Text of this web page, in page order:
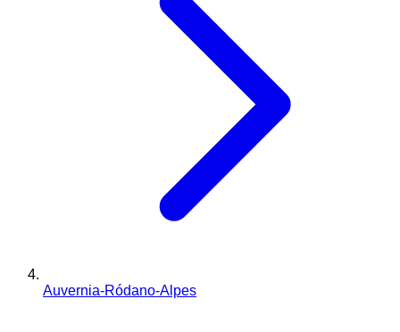
Auvernia-Ródano-Alpes